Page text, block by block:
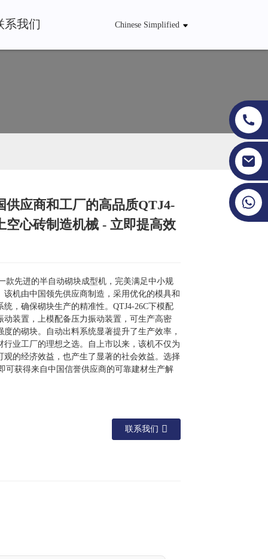
系我们 Chinese Simplified
Loading...
Loading... Loading...
Loading...
供应商和工厂的高品质QTJ4-
空心砖制造机械 - 立即提高效
款先进的半自动砌块成型机，完美满足中小规
该机由中国领先供应商制造，采用优化的模具和
统，确保砌块生产的精准性。QTJ4-26C下模配
动装置，上模配备压力振动装置，可生产高密
度的砌块。自动出料系统显著提升了生产效率，
行业工厂的理想之选。自上市以来，该机不仅为
观的经济效益，也产生了显著的社会效益。选择
可获得来自中国信誉供应商的可靠建材生产解
联系我们